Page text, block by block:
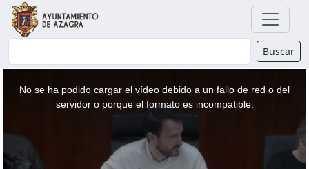
Buscador Buscar
modalNo se ha podido cargar el vídeo debido a un fallo de red o del
servidor o porque el formato es incompatible.